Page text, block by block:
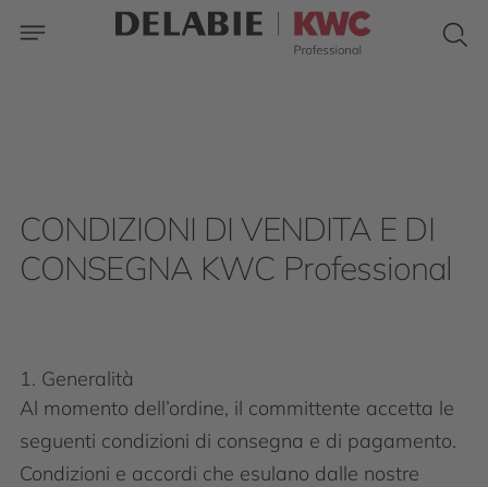
CONDIZIONI DI VENDITA E DI
CONSEGNA KWC Professional
1. Generalità
Al momento dell’ordine, il committente accetta le
seguenti condizioni di consegna e di pagamento.
Condizioni e accordi che esulano dalle nostre